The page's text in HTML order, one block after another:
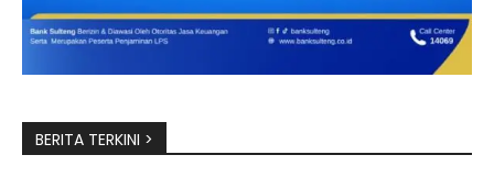
BERITA TERKINI >